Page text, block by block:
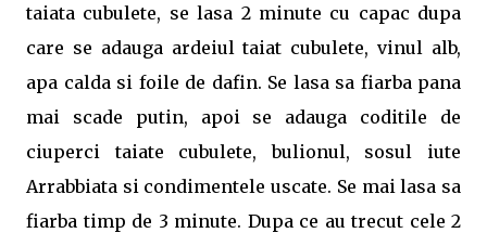
taiata cubulete, se lasa 2 minute cu capac dupa
care se adauga ardeiul taiat cubulete, vinul alb,
apa calda si foile de dafin. Se lasa sa fiarba pana
mai scade putin, apoi se adauga coditile de
ciuperci taiate cubulete, bulionul, sosul iute
Arrabbiata si condimentele uscate. Se mai lasa sa
fiarba timp de 3 minute. Dupa ce au trecut cele 2